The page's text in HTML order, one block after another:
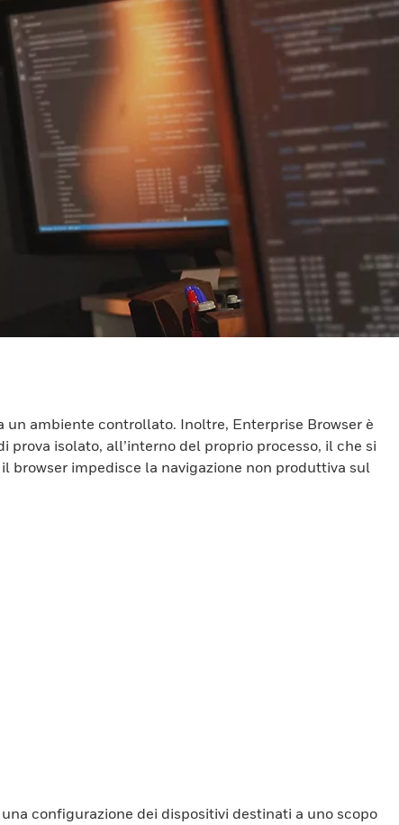
ambiente controllato. Inoltre, Enterprise Browser è
isolato, all’interno del proprio processo, il che si
browser impedisce la navigazione non produttiva sul
configurazione dei dispositivi destinati a uno scopo